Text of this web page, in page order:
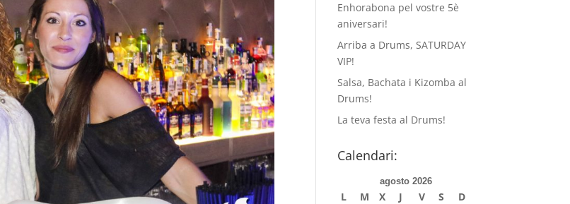
Enhorabona pel vostre 5è
aniversari!
Arriba a Drums, SATURDAY
VIP!
Salsa, Bachata i Kizomba al
Drums!
La teva festa al Drums!
Calendari:
agosto 2026
L M X J V S
D